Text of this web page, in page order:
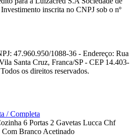
inscrita no CNPJ sob o nº
47.960.950/1088-36 - Endereço: Rua
Santa Cruz, Franca/SP - CEP 14.403-
os direitos reservados.
/ Completa
6 Portas 2 Gavetas Lucca Chf
Branco Acetinado